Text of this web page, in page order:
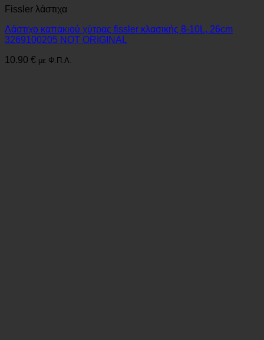
Fissler λάστιχα
Λάστιχο καπακιού χύτρας fissler κλασικής 8-10L, 26cm
3269100205 NOT ORIGINAL
10.90 € με Φ.Π.Α.